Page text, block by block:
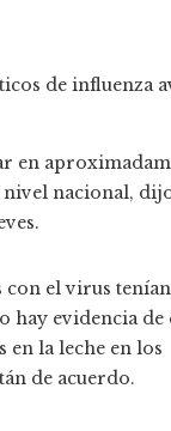
en
nivel nacional,
con el virus
hay evidencia de
en la leche en los
de acuerdo.